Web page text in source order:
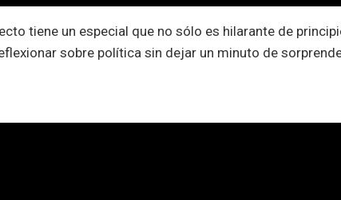
tiene un especial que no sólo es hilarante de
sobre política sin dejar un minuto de